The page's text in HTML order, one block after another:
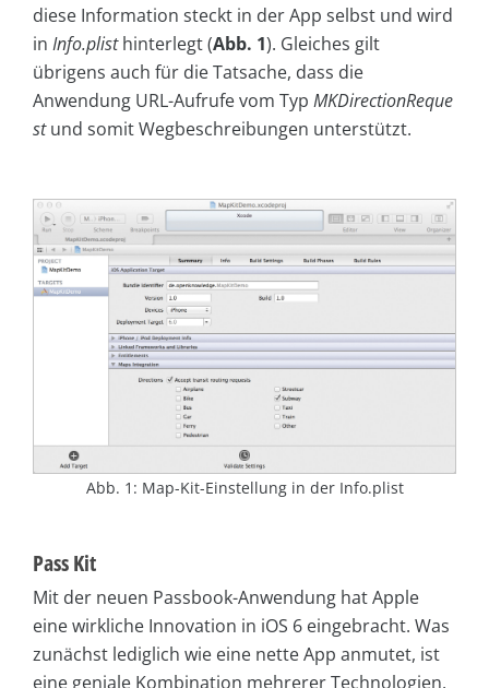
diese Information steckt in der App selbst und wird
in Info.plisthinterlegt (Abb. 1). Gleiches gilt
übrigens auch für die Tatsache, dass die
Anwendung URL-Aufrufe vom Typ MKDirectionReque
stund somit Wegbeschreibungen unterstützt.
Abb. 1: Map-Kit-Einstellung in der Info.plist
Pass Kit
Mit der neuen Passbook-Anwendung hat Apple
eine wirkliche Innovation in iOS 6 eingebracht. Was
zunächst lediglich wie eine nette App anmutet, ist
eine geniale Kombination mehrerer Technologien,